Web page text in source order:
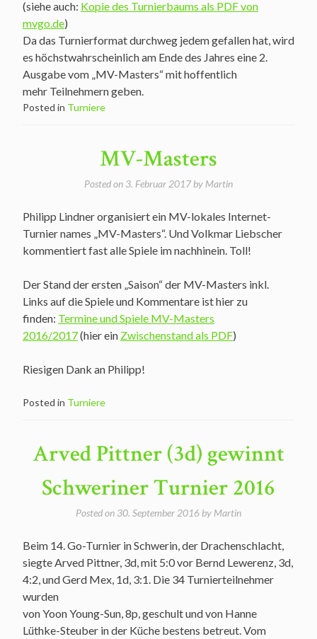
(siehe auch: Kopie des Turnierbaums als PDF von
mvgo.de)
Da das Turnierformat durchweg jedem gefallen hat, wird
es höchstwahrscheinlich am Ende des Jahres eine 2.
Ausgabe vom „MV-Masters“ mit hoffentlich
mehr Teilnehmern geben.
Posted in Turniere
MV-Masters
Posted on 3. Februar 2017by Martin
Philipp Lindner organisiert ein MV-lokales Internet-
Turnier names „MV-Masters“. Und Volkmar Liebscher
kommentiert fast alle Spiele im nachhinein. Toll!
Der Stand der ersten „Saison“ der MV-Masters inkl.
Links auf die Spiele und Kommentare ist hier zu
finden: Termine und Spiele MV-Masters
2016/2017(hier ein Zwischenstand als PDF)
Riesigen Dank an Philipp!
Posted in Turniere
Arved Pittner (3d) gewinnt
Schweriner Turnier 2016
Posted on 30. September 2016 by Martin
Beim 14. Go-Turnier in Schwerin, der Drachenschlacht,
siegte Arved Pittner, 3d, mit 5:0 vor Bernd Lewerenz, 3d,
4:2, und Gerd Mex, 1d, 3:1. Die 34 Turnierteilnehmer
wurden
von Yoon Young-Sun, 8p, geschult und von Hanne
Lüthke-Steuber in der Küche bestens betreut. Vom